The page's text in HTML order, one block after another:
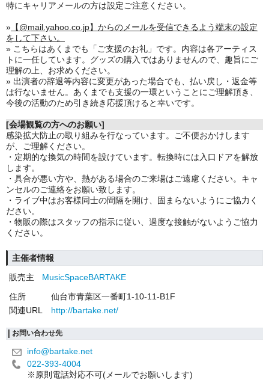
特にキャリアメールの方は設定ご注意ください。
» 【@mail.yahoo.co.jp】からのメールを受信できるよう端末の設定
をして下さい。
» こちらはあくまでも「ご支援のお礼」です。内容は各アーティス
トに一任しています。グッズの購入ではありませんので、趣旨にご
理解の上、お求めください。
» 出演者の辞退等内容に変更があった場合でも、払い戻し・返金等
は行ないません。あくまでも支援の一環ということにご理解頂き、
今後の活動のため引き続き応援頂けると幸いです。
[会場観覧の方へのお願い]
感染拡大防止の取り組みを行なっています。ご不便おかけします
が、ご理解ください。
・定期的な換気の時間を設けています。転換時には入口ドアを解放
します。
・具合が悪い方や、熱がある場合のご来場はご遠慮ください。キャ
ンセルのご連絡をお願い致します。
・ライブ中はお客様同士の間隔を開け、固まらないようにご協力く
ださい。
・物販の際はスタッフの指示に従い、過度な接触がないようご協力
ください。
主催者情報
販売主
MusicSpaceBARTAKE
住所
仙台市青葉区一番町1-10-11-B1F
関連URL
http://bartake.net/
お問い合わせ先
info@bartake.net
022-393-4004
※原則電話対応不可(メールでお願いします)